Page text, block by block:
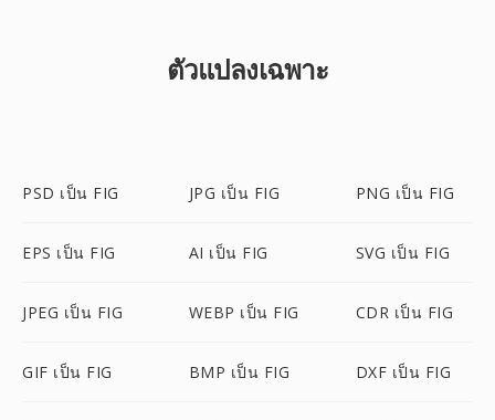
ตัวแปลงเฉพาะ
PSD เป็น FIG JPG เป็น FIG PNG เป็น FIG
EPS เป็น FIG AI เป็น FIG SVG เป็น FIG
JPEG เป็น FIG WEBP เป็น FIG CDR เป็น FIG
GIF เป็น FIG BMP เป็น FIG DXF เป็น FIG